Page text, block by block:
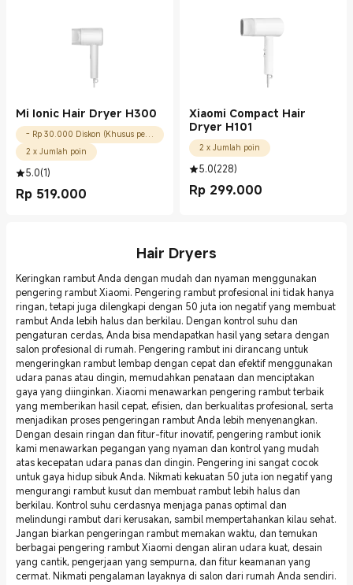
Mi Ionic Hair Dryer H300
- Rp 30.000 Diskon (Khusus pengguna baru)
2 x Jumlah poin
5.0(1)
Rp 519.000
Current Price Rp 519000.00
Xiaomi Compact Hair
Dryer H101
2 x Jumlah poin
5.0(228)
Rp 299.000
Current Price Rp 299000.00
Hair Dryers
Keringkan rambut Anda dengan mudah dan nyaman menggunakan
pengering rambut Xiaomi. Pengering rambut profesional ini tidak hanya
ringan, tetapi juga dilengkapi dengan 50 juta ion negatif yang membuat
rambut Anda lebih halus dan berkilau. Dengan kontrol suhu dan
pengaturan cerdas, Anda bisa mendapatkan hasil yang setara dengan
salon profesional di rumah. Pengering rambut ini dirancang untuk
mengeringkan rambut lembap dengan cepat dan efektif menggunakan
udara panas atau dingin, memudahkan penataan dan menciptakan
gaya yang diinginkan. Xiaomi menawarkan pengering rambut terbaik
yang memberikan hasil cepat, efisien, dan berkualitas profesional, serta
menjadikan proses pengeringan rambut Anda lebih menyenangkan.
Dengan desain ringan dan fitur-fitur inovatif, pengering rambut ionik
kami menawarkan pegangan yang nyaman dan kontrol yang mudah
atas kecepatan udara panas dan dingin. Pengering ini sangat cocok
untuk gaya hidup sibuk Anda. Nikmati kekuatan 50 juta ion negatif yang
mengurangi rambut kusut dan membuat rambut lebih halus dan
berkilau. Kontrol suhu cerdasnya menjaga panas optimal dan
melindungi rambut dari kerusakan, sambil mempertahankan kilau sehat.
Jangan biarkan pengeringan rambut memakan waktu, dan temukan
berbagai pengering rambut Xiaomi dengan aliran udara kuat, desain
yang cantik, pengerjaan yang sempurna, dan fitur keamanan yang
cermat. Nikmati pengalaman layaknya di salon dari rumah Anda sendiri.